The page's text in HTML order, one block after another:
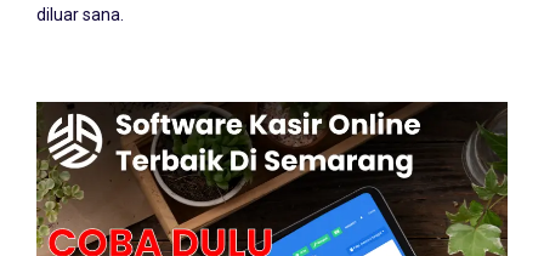
diluar sana.